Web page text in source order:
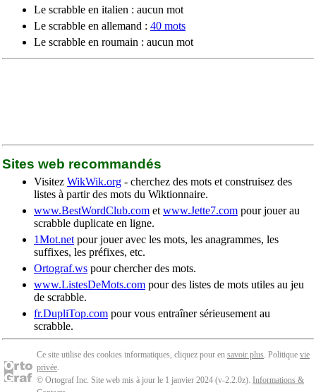
Le scrabble en italien : aucun mot
Le scrabble en allemand : 40 mots
Le scrabble en roumain : aucun mot
Sites web recommandés
Visitez WikWik.org - cherchez des mots et construisez des
listes à partir des mots du Wiktionnaire.
www.BestWordClub.com et www.Jette7.com pour jouer au
scrabble duplicate en ligne.
1Mot.net pour jouer avec les mots, les anagrammes, les
suffixes, les préfixes, etc.
Ortograf.ws pour chercher des mots.
www.ListesDeMots.com pour des listes de mots utiles au jeu
de scrabble.
fr.DupliTop.com pour vous entraîner sérieusement au
scrabble.
Ce site utilise des cookies informatiques, cliquez pour en savoir plus. Politique vie
privée.
© Ortograf Inc. Site web mis à jour le 1 janvier 2024 (v-2.2.0z). Informations &